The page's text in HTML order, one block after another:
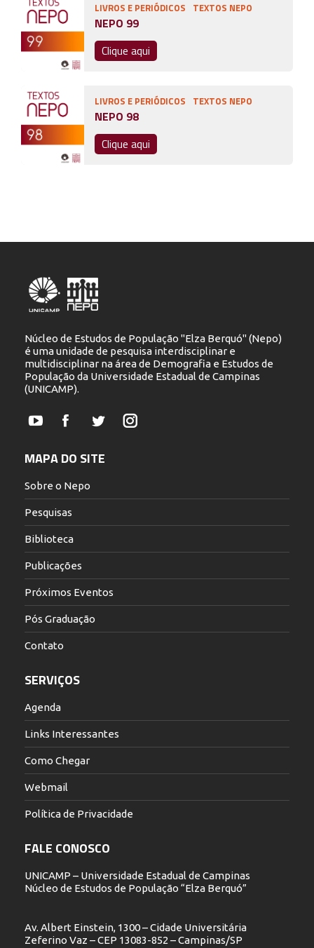
LIVROS E PERIÓDICOS TEXTOS NEPO
NEPO 99
Clique aqui
LIVROS E PERIÓDICOS TEXTOS NEPO
NEPO 98
Clique aqui
Núcleo de Estudos de População "Elza Berquó" (Nepo)
é uma unidade de pesquisa interdisciplinar e
multidisciplinar na área de Demografia e Estudos de
População da Universidade Estadual de Campinas
(UNICAMP).
YouTubeFacebookTwitterInstagram
MAPA DO SITE
Sobre o Nepo
Pesquisas
Biblioteca
Publicações
Próximos Eventos
Pós Graduação
Contato
SERVIÇOS
Agenda
Links Interessantes
Como Chegar
Webmail
Política de Privacidade
FALE CONOSCO
UNICAMP – Universidade Estadual de Campinas
Núcleo de Estudos de População “Elza Berquó”
Av. Albert Einstein, 1300 – Cidade Universitária
Zeferino Vaz – CEP 13083-852 – Campinas/SP